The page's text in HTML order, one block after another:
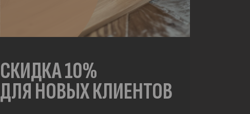
СКИДКА 10%
ДЛЯ НОВЫХ КЛИЕНТОВ